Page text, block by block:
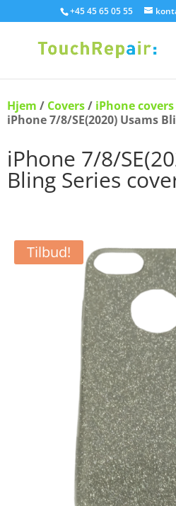
+45 45 65 05 55
Hjem / Covers/ iPhone covers
iPhone 7/8/SE(2020) Usams
iPhone 7/8/
Bling Series
Tilbud!